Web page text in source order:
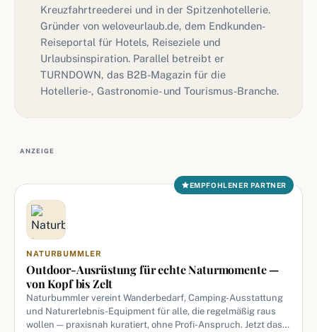
Kreuzfahrtreederei und in der Spitzenhotellerie.
Gründer von weloveurlaub.de, dem Endkunden-
Reiseportal für Hotels, Reiseziele und
Urlaubsinspiration. Parallel betreibt er
TURNDOWN, das B2B-Magazin für die
Hotellerie-, Gastronomie- und Tourismus-Branche.
ANZEIGE
EMPFOHLENER PARTNER
NATURBUMMLER
Outdoor-Ausrüstung für echte Naturmomente —
von Kopf bis Zelt
Naturbummler vereint Wanderbedarf, Camping-Ausstattung
und Naturerlebnis-Equipment für alle, die regelmäßig raus
wollen — praxisnah kuratiert, ohne Profi-Anspruch. Jetzt das